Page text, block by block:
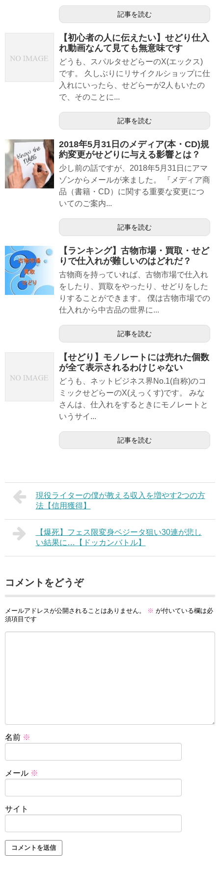
記事を読む
【初心者の人に伝えたい】せどり仕入
れ動画なんて見ても無意味です
どうも、スパルタせどらーのX(エックス)
です。 久しぶりにリサイクルショップに仕
入れにいったら、せどらーが2人もいたの
で、そのことに...
記事を読む
2018年5月31日のメディア(本・CD)規
約変更がせどりに与える影響とは？
少し前の話ですが、2018年5月31日にアマ
ゾンからメールが来ました。 『メディア商
品（書籍・CD）に関する重要な変更につ
いてのご案内...
記事を読む
【ランキング】古物市場・買取・せど
りで仕入れが難しいのはどれだ？
古物商を持っていれば、古物市場で仕入れ
をしたり、買取をやったり、せどりをした
りすることができます。 僕は古物市場での
仕入れから中古品の世界に...
記事を読む
【せどり】モノレートには売れた個数
が全て表示されるわけじゃない
どうも、ネットビジネス界No.1(自称)のコ
ミックせどらーのX(えっくす)です。 みな
さんは、仕入れをするときにモノレートと
いうサイ...
記事を読む
現役ライターの僕が教える収入を増やす2つの方
法【信用獲得】
【爆死】フェス限変身ベジータ狙い30連が悲し
い結果に…【ドッカンバトル】
コメントをどうぞ
メールアドレスが公開されることはありません。 ※ が付いている欄は必
須項目です
名前 ※
メール ※
サイト